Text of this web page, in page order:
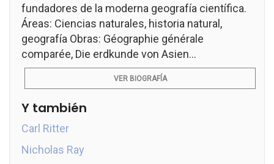
fundadores de la moderna geografía científica.
Áreas: Ciencias naturales, historia natural,
geografía Obras: Géographie générale
comparée, Die erdkunde von Asien...
VER BIOGRAFÍA
Y también
Carl Ritter
Nicholas Ray